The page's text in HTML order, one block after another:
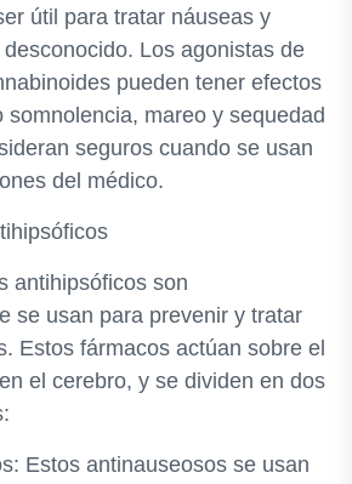
útil para tratar náuseas y
Los agonistas de
pueden tener efectos
somnolencia, mareo y sequedad
seguros cuando se usan
del médico.
antihipsóficos son
se usan para prevenir y tratar
Estos fármacos actúan sobre el
el cerebro, y se dividen en dos
Estos antinauseosos se usan